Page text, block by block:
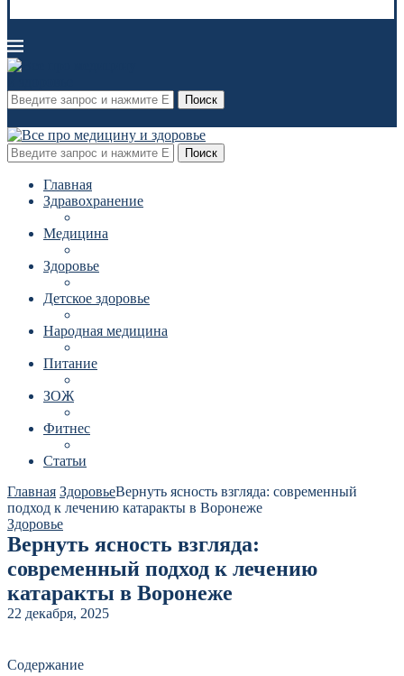
Поиск
Поиск
Главная
Здравохранение
Медицина
Здоровье
Детское здоровье
Народная медицина
Питание
ЗОЖ
Фитнес
Статьи
Главная ЗдоровьеВернуть ясность взгляда: современный
подход к лечению катаракты в Воронеже
Здоровье
Вернуть ясность взгляда:
современный подход к лечению
катаракты в Воронеже
22 декабря, 2025
Содержание